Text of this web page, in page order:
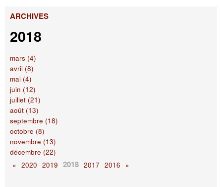
ARCHIVES
2018
mars (4)
avril (8)
mai (4)
juin (12)
juillet (21)
août (13)
septembre (18)
octobre (8)
novembre (13)
décembre (22)
« 2020 2019 2018 2017 2016 »